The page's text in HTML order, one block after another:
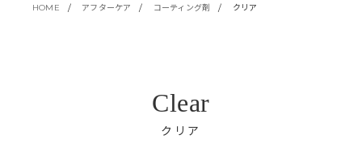
HOME アフターケア コーティング剤 クリア
Clear
クリア